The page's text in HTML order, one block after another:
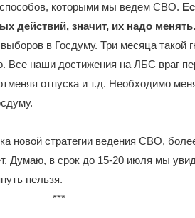
способов, которыми мы ведем СВО.
действий, значит, их надо менять.
в Госдуму. Три месяца такой
Все наши достижения на ЛБС враг
отпуска и т.д. Необходимо
новой стратегии ведения СВО,
Думаю, в срок до 15-20 июля мы
нельзя.
***